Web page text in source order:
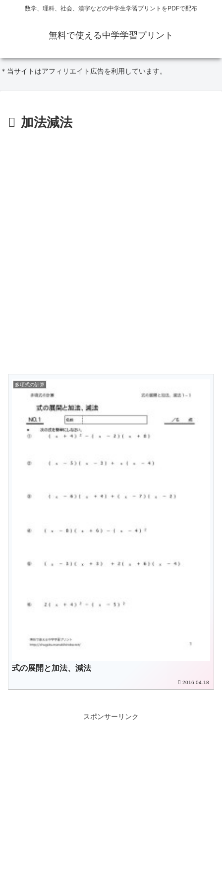
数学、理科、社会、漢字などの中学生学習プリントをPDFで配布
無料で使える中学学習プリント
＊当サイトはアフィリエイト広告を利用しています。
加法減法
多項式の計算
式の展開と加法、減法
2016.04.18
スポンサーリンク